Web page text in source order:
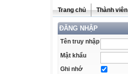
Trang chủ Thành viên
ĐĂNG NHẬP
Tên truy nhập
Mật khẩu
Ghi nhớ